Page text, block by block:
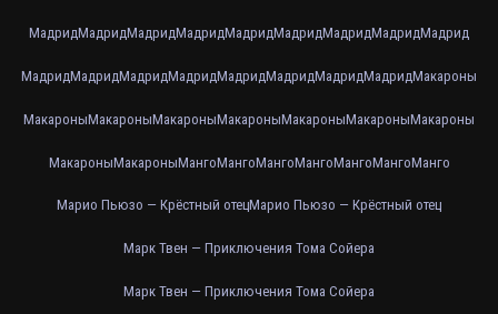
МадридМадридМадридМадридМадридМадридМадридМадридМадрид
МадридМадридМадридМадридМадридМадридМадридМадридМакароны
МакароныМакароныМакароныМакароныМакароныМакароныМакароны
МакароныМакароныМангоМангоМангоМангоМангоМангоМанго
Марио Пьюзо — Крёстный отецМарио Пьюзо — Крёстный отец
Марк Твен — Приключения Тома Сойера
Марк Твен — Приключения Тома Сойера